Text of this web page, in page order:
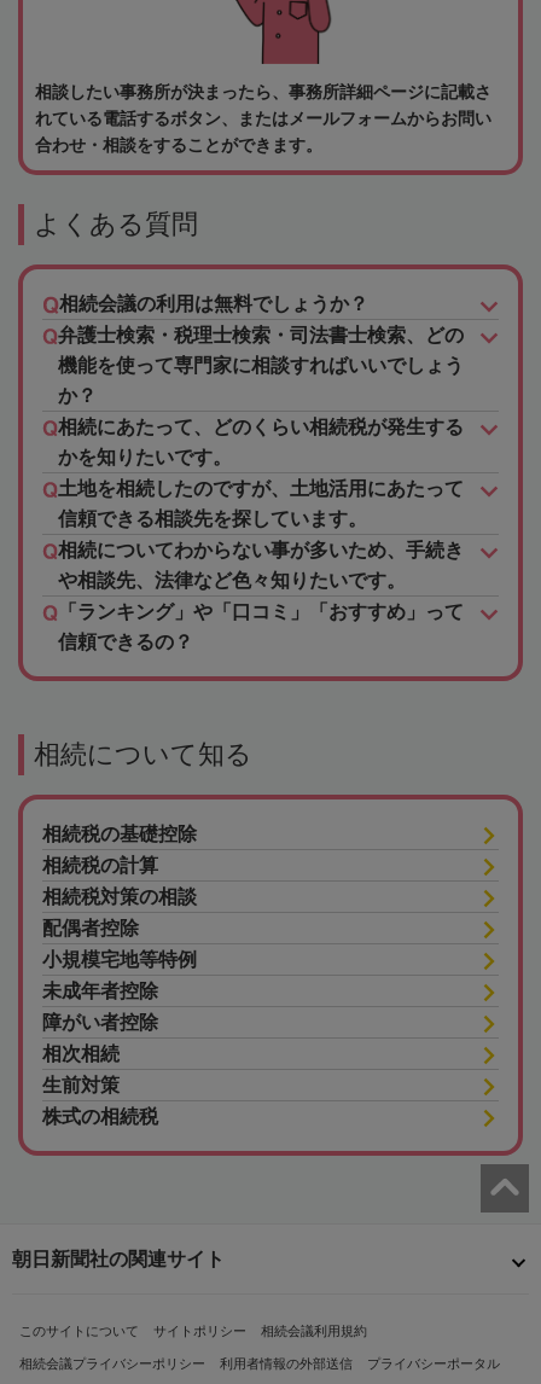
相談したい事務所が決まったら、事務所詳細ページに記載さ
れている電話するボタン、またはメールフォームからお問い
合わせ・相談をすることができます。
よくある質問
相続会議の利用は無料でしょうか？
弁護士検索・税理士検索・司法書士検索、どの
機能を使って専門家に相談すればいいでしょう
か？
相続にあたって、どのくらい相続税が発生する
かを知りたいです。
土地を相続したのですが、土地活用にあたって
信頼できる相談先を探しています。
相続についてわからない事が多いため、手続き
や相談先、法律など色々知りたいです。
「ランキング」や「口コミ」「おすすめ」って
信頼できるの？
相続について知る
相続税の基礎控除
相続税の計算
相続税対策の相談
配偶者控除
小規模宅地等特例
未成年者控除
障がい者控除
相次相続
生前対策
株式の相続税
朝日新聞社の関連サイト
このサイトについて サイトポリシー 相続会議利用規約
相続会議プライバシーポリシー 利用者情報の外部送信 プライバシーポータル